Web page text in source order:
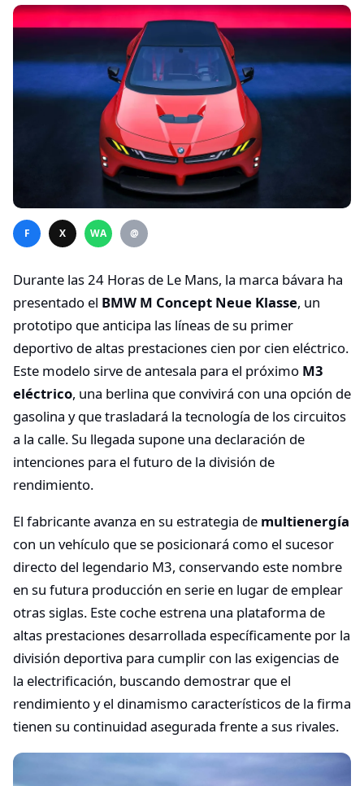
F X WA @
Durante las 24 Horas de Le Mans, la marca bávara ha
presentado el BMW M Concept Neue Klasse, un
prototipo que anticipa las líneas de su primer
deportivo de altas prestaciones cien por cien eléctrico.
Este modelo sirve de antesala para el próximo M3
eléctrico, una berlina que convivirá con una opción de
gasolina y que trasladará la tecnología de los circuitos
a la calle. Su llegada supone una declaración de
intenciones para el futuro de la división de
rendimiento.
El fabricante avanza en su estrategia de multienergía
con un vehículo que se posicionará como el sucesor
directo del legendario M3, conservando este nombre
en su futura producción en serie en lugar de emplear
otras siglas. Este coche estrena una plataforma de
altas prestaciones desarrollada específicamente por la
división deportiva para cumplir con las exigencias de
la electrificación, buscando demostrar que el
rendimiento y el dinamismo característicos de la firma
tienen su continuidad asegurada frente a sus rivales.